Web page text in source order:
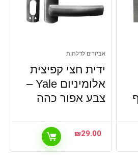
אביזרים לדלתות
ידית חצי קפיצית
אלומיניום Yale –
צבע אפור כהה
₪29.00